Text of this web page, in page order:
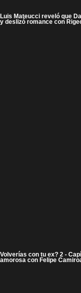
Luis Mateucci reveló que
y deslizó romance con
Volverías con tu ex? 2 -
amorosa con Felipe